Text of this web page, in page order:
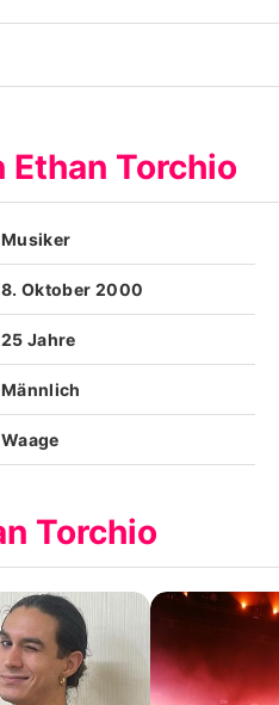
Torchio
Musiker
8. Oktober 2000
25 Jahre
Männlich
Waage
Torchio